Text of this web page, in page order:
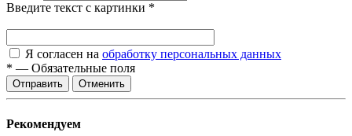
Введите текст с картинки *
Я согласен на обработку персональных данных
* — Обязательные поля
Отменить
Рекомендуем